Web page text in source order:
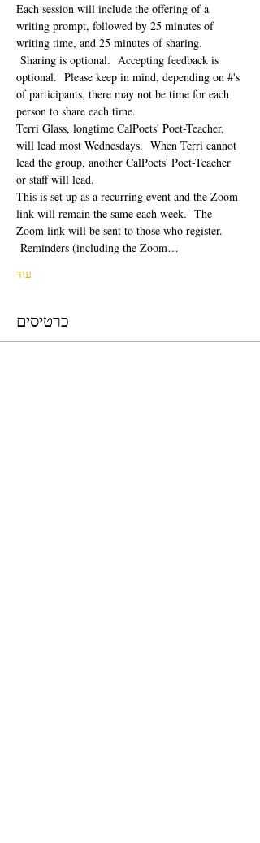
Each session will include the offering of a
writing prompt, followed by 25 minutes of
writing time, and 25 minutes of sharing.
Sharing is optional.  Accepting feedback is
optional.  Please keep in mind, depending on #'s
of participants, there may not be time for each
person to share each time.
Terri Glass, longtime CalPoets' Poet-Teacher,
will lead most Wednesdays.  When Terri cannot
lead the group, another CalPoets' Poet-Teacher
or staff will lead.
This is set up as a recurring event and the Zoom
link will remain the same each week.  The
Zoom link will be sent to those who register.
Reminders (including the Zoom…
עוד
כרטיסים